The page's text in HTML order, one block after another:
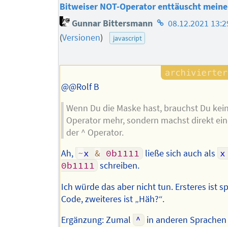
Bitweiser NOT-Operator enttäuscht
Gunnar Bittersmann Homepage
08.12.2021
(Versionen) javascript
@@Rolf B
Wenn Du die Maske hast, brauchst Du
Operator mehr, sondern machst direkt
der ^ Operator.
Ah, ~x & 0b1111 ließe sich auch als
0b1111 schreiben.
Ich würde das aber nicht tun. Ersteres ist
Code, zweiteres ist „Häh?“.
Ergänzung: Zumal ^
in anderen